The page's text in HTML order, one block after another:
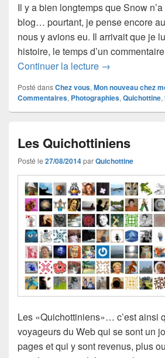
Il y a bien longtemps que Snow
blog… pourtant, je pense encore
nous y avions eu. Il arrivait que je
histoire, le temps d’un
Continuer la lecture Les commères,
→
Posté dansChez vous, Mon nouveau chez
Commentaires, Photographies, Quichottine,
Les Quichottiniens
Posté le 27/08/2014parQuichottine
Les «Quichottiniens»… c’est ainsi
voyageurs du Web qui se sont un
pages et qui y sont revenus, plus